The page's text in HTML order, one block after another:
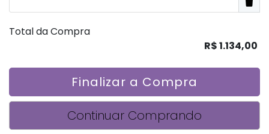
Total da Compra
R$ 1.134,00
Finalizar a Compra
Continuar Comprando